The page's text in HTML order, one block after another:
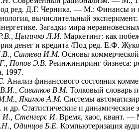
ред. Д.Г. Черника. — М.: Финансы и
вычислительный
Загадки мира
Цыгичко Л.И. Маркетинг: как
денег и кредита /Под ред. Е.Ф.
Синяева И.М. Основы
Попов Э.В. Реинжиниринг бизнеса:
1997.
Анализ финансового состояния
Савинков В.М. Толковый словарь
Якимов А.М. Системы
и др. Статистические и
Стенгерс И. Время, хаос, квант.
Одинцов Б.Е. Компьютеризация